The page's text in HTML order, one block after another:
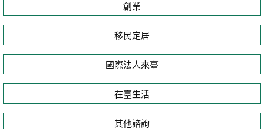
創業
移民定居
國際法人來臺
在臺生活
其他諮詢